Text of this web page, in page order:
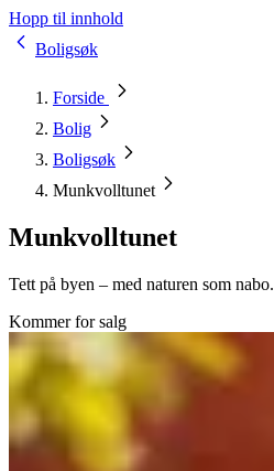
Hopp til innhold
Boligsøk
Forside
Bolig
Boligsøk
Munkvolltunet
Munkvolltunet
Tett på byen – med naturen som nabo.
Kommer for salg